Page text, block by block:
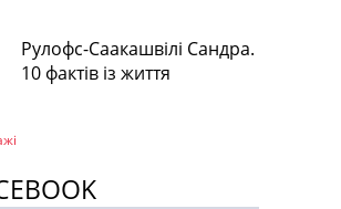
Рулофс-Саакашвілі Сандра.
10 фактів із життя